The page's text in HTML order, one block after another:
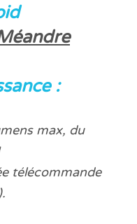
:
max, du
télécommande